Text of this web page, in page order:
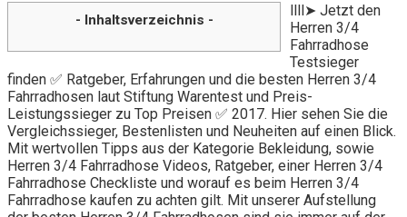
- Inhaltsverzeichnis -
llll➤ Jetzt den
Herren 3/4
Fahrradhose
Testsieger
finden ✅ Ratgeber, Erfahrungen und die besten Herren 3/4
Fahrradhosen laut Stiftung Warentest und Preis-
Leistungssieger zu Top Preisen ✅ 2017. Hier sehen Sie die
Vergleichssieger, Bestenlisten und Neuheiten auf einen Blick.
Mit wertvollen Tipps aus der Kategorie Bekleidung, sowie
Herren 3/4 Fahrradhose Videos, Ratgeber, einer Herren 3/4
Fahrradhose Checkliste und worauf es beim Herren 3/4
Fahrradhose kaufen zu achten gilt. Mit unserer Aufstellung